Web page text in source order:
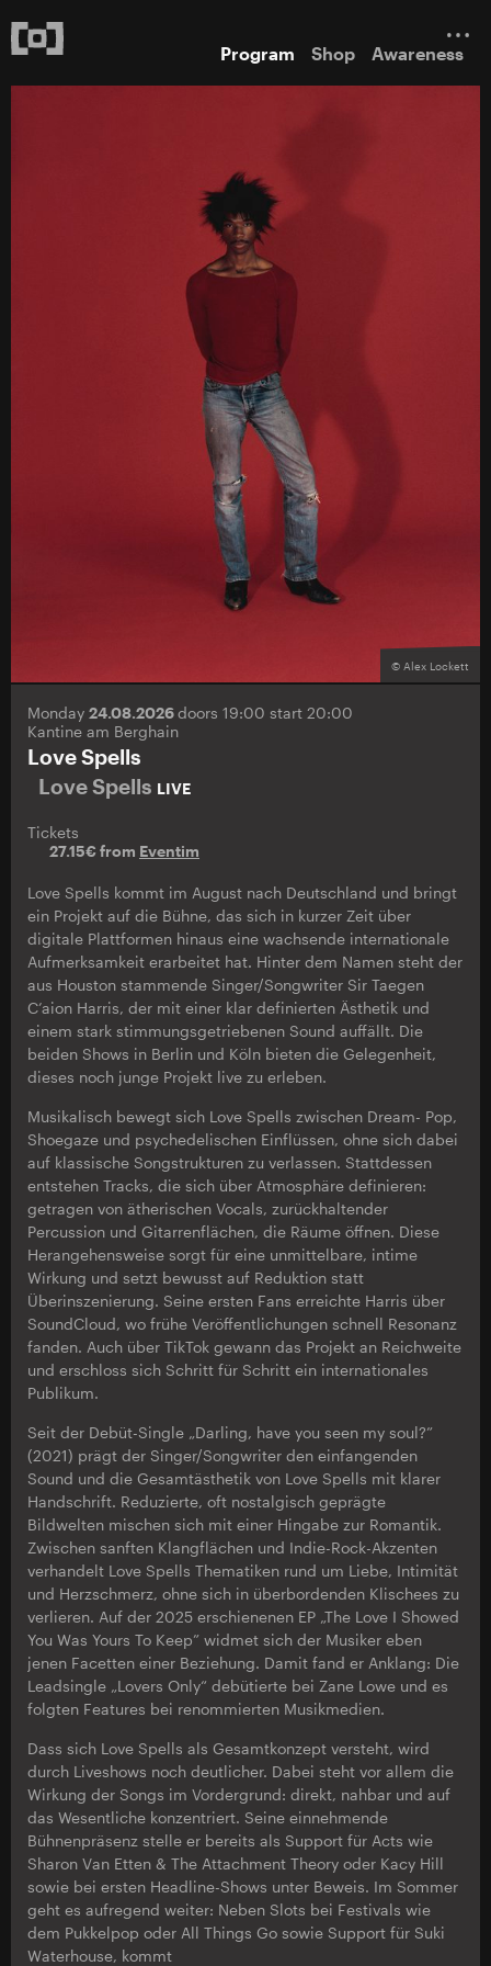
Program Shop Awareness
© Alex Lockett
Monday 24.08.2026doors 19:00 start 20:00
Kantine am Berghain
Love Spells
Love Spells LIVE
Tickets
27.15€ from Eventim
Love Spells kommt im August nach Deutschland und bringt
ein Projekt auf die Bühne, das sich in kurzer Zeit über
digitale Plattformen hinaus eine wachsende internationale
Aufmerksamkeit erarbeitet hat. Hinter dem Namen steht der
aus Houston stammende Singer/Songwriter Sir Taegen
C’aion Harris, der mit einer klar definierten Ästhetik und
einem stark stimmungsgetriebenen Sound auffällt. Die
beiden Shows in Berlin und Köln bieten die Gelegenheit,
dieses noch junge Projekt live zu erleben.
Musikalisch bewegt sich Love Spells zwischen Dream- Pop,
Shoegaze und psychedelischen Einflüssen, ohne sich dabei
auf klassische Songstrukturen zu verlassen. Stattdessen
entstehen Tracks, die sich über Atmosphäre definieren:
getragen von ätherischen Vocals, zurückhaltender
Percussion und Gitarrenflächen, die Räume öffnen. Diese
Herangehensweise sorgt für eine unmittelbare, intime
Wirkung und setzt bewusst auf Reduktion statt
Überinszenierung. Seine ersten Fans erreichte Harris über
SoundCloud, wo frühe Veröffentlichungen schnell Resonanz
fanden. Auch über TikTok gewann das Projekt an Reichweite
und erschloss sich Schritt für Schritt ein internationales
Publikum.
Seit der Debüt-Single „Darling, have you seen my soul?”
(2021) prägt der Singer/Songwriter den einfangenden
Sound und die Gesamtästhetik von Love Spells mit klarer
Handschrift. Reduzierte, oft nostalgisch geprägte
Bildwelten mischen sich mit einer Hingabe zur Romantik.
Zwischen sanften Klangflächen und Indie-Rock-Akzenten
verhandelt Love Spells Thematiken rund um Liebe, Intimität
und Herzschmerz, ohne sich in überbordenden Klischees zu
verlieren. Auf der 2025 erschienenen EP „The Love I Showed
You Was Yours To Keep” widmet sich der Musiker eben
jenen Facetten einer Beziehung. Damit fand er Anklang: Die
Leadsingle „Lovers Only“ debütierte bei Zane Lowe und es
folgten Features bei renommierten Musikmedien.
Dass sich Love Spells als Gesamtkonzept versteht, wird
durch Liveshows noch deutlicher. Dabei steht vor allem die
Wirkung der Songs im Vordergrund: direkt, nahbar und auf
das Wesentliche konzentriert. Seine einnehmende
Bühnenpräsenz stelle er bereits als Support für Acts wie
Sharon Van Etten & The Attachment Theory oder Kacy Hill
sowie bei ersten Headline-Shows unter Beweis. Im Sommer
geht es aufregend weiter: Neben Slots bei Festivals wie
dem Pukkelpop oder All Things Go sowie Support für Suki
Waterhouse, kommt